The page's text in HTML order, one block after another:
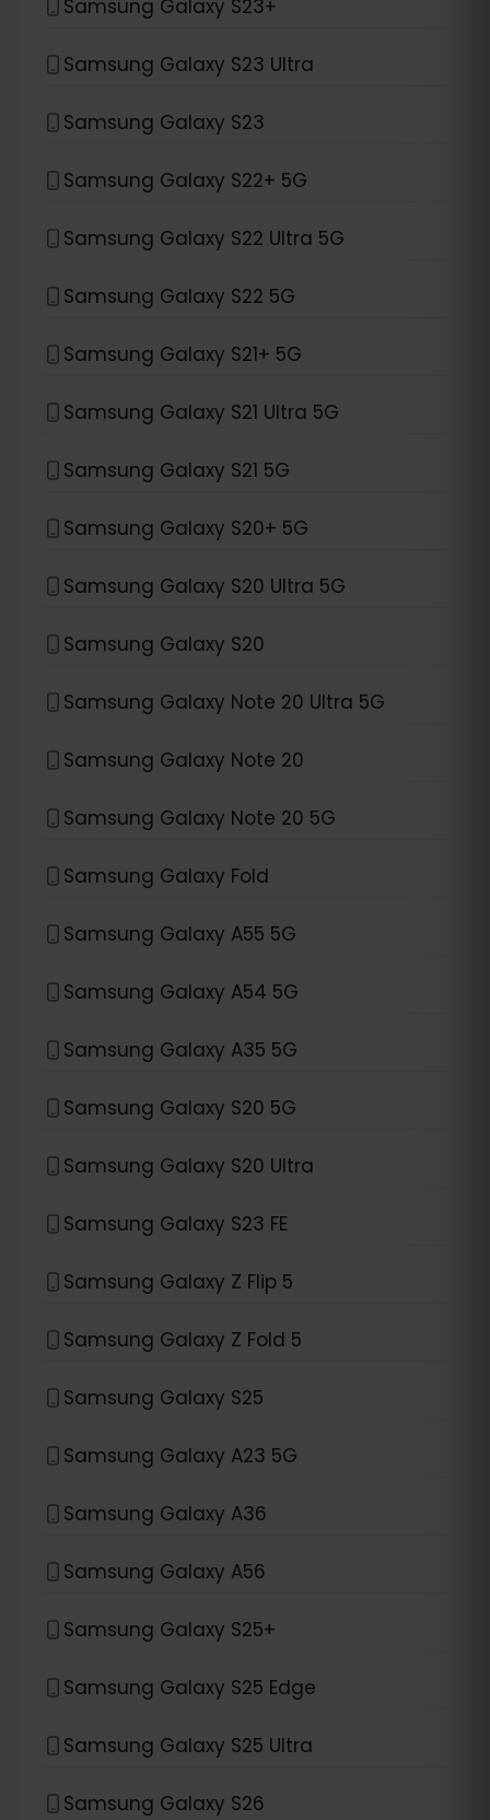
Samsung Galaxy S23+
Samsung Galaxy S23 Ultra
Samsung Galaxy S23
Samsung Galaxy S22+ 5G
Samsung Galaxy S22 Ultra 5G
Samsung Galaxy S22 5G
Samsung Galaxy S21+ 5G
Samsung Galaxy S21 Ultra 5G
Samsung Galaxy S21 5G
Samsung Galaxy S20+ 5G
Samsung Galaxy S20 Ultra 5G
Samsung Galaxy S20
Samsung Galaxy Note 20 Ultra 5G
Samsung Galaxy Note 20
Samsung Galaxy Note 20 5G
Samsung Galaxy Fold
Samsung Galaxy A55 5G
Samsung Galaxy A54 5G
Samsung Galaxy A35 5G
Samsung Galaxy S20 5G
Samsung Galaxy S20 Ultra
Samsung Galaxy S23 FE
Samsung Galaxy Z Flip 5
Samsung Galaxy Z Fold 5
Samsung Galaxy S25
Samsung Galaxy A23 5G
Samsung Galaxy A36
Samsung Galaxy A56
Samsung Galaxy S25+
Samsung Galaxy S25 Edge
Samsung Galaxy S25 Ultra
Samsung Galaxy S26